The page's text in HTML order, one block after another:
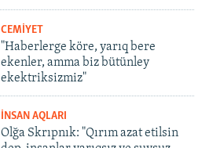
CEMİYET
"Haberlerge köre, yarıq bere
ekenler, amma biz bütünley
ekektriksizmiz"
İNSAN AQLARI
Olğa Skrıpnık: "Qırım azat etilsin